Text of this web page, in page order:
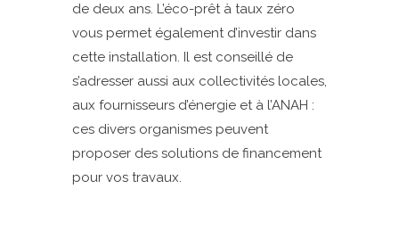
de deux ans. L’éco-prêt à taux zéro
vous permet également d’investir dans
cette installation. Il est conseillé de
s’adresser aussi aux collectivités locales,
aux fournisseurs d’énergie et à l’ANAH :
ces divers organismes peuvent
proposer des solutions de financement
pour vos travaux.